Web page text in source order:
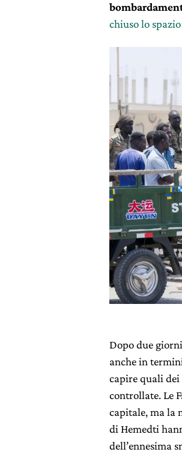
chiuso lo
Dopo due
anche in
capire quali
controllate. Le
capitale, ma la
di Hemedti
dell’ennesima